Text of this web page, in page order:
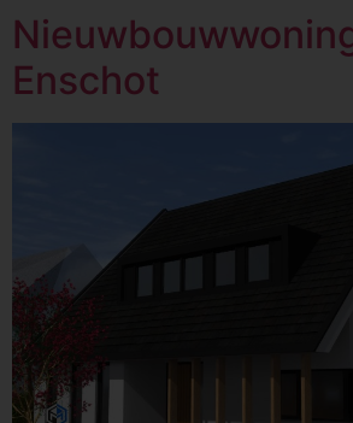
Enschot